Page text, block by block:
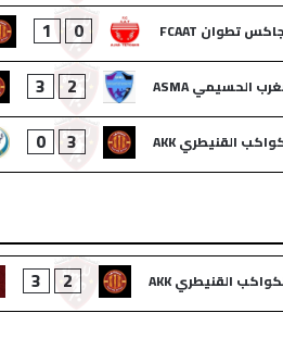
0
1
2
3
3
0
2
3